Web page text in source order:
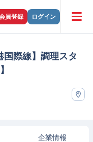
員登録 ログイン
国際線】調理スタ
企業情報